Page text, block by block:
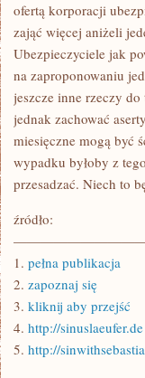
ofertą korporacji
zająć więcej aniżeli
Ubezpieczyciele jak
na zaproponowaniu
jeszcze inne rzeczy
jednak zachować
miesięczne mogą być
wypadku byłoby z
przesadzać. Niech to
źródło:
1. pełna publikacja
2. zapoznaj się
3. kliknij aby przejść
4. http://sinuslaeufer.de
5. http://